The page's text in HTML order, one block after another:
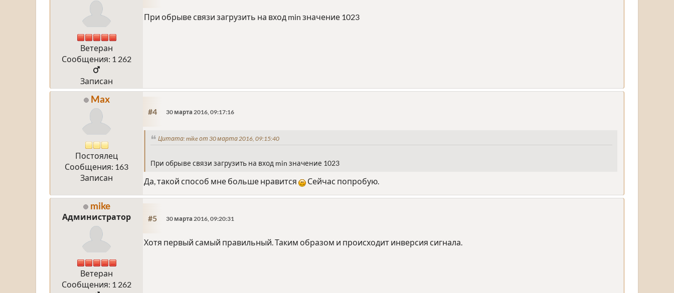
Ветеран
Сообщения: 1 262
Записан
При обрыве связи загрузить на вход min значение 1023
Max
Постоялец
Сообщения: 163
Записан
#4 30 марта 2016, 09:17:16
Цитата: mike от 30 марта 2016, 09:15:40
При обрыве связи загрузить на вход min значение 1023
Да, такой способ мне больше нравится Сейчас попробую.
mike
Администратор
Ветеран
Сообщения: 1 262
#5 30 марта 2016, 09:20:31
Хотя первый самый правильный. Таким образом и происходит инверсия сигнала.